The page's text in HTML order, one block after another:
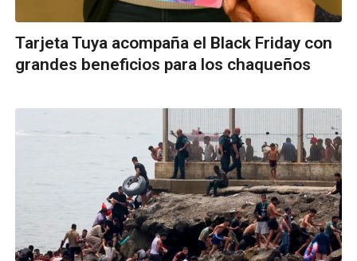
Tarjeta Tuya acompaña el Black Friday con
grandes beneficios para los chaqueños